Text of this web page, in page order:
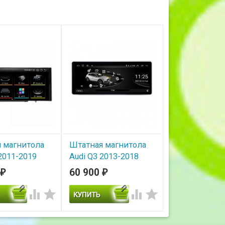
магнитола
2019
/
10.25"
₽
 
Штатная магнитола
Audi Q3 2013-2018
Parafar PF7948Q3
В наличии
Штатная магнитола Parafar
экран 10.25" разрешение
60 900 ₽
 